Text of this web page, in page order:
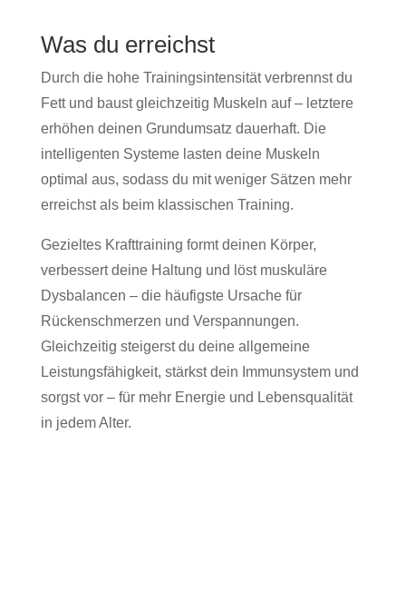
Was du erreichst
Durch die hohe Trainingsintensität verbrennst du
Fett und baust gleichzeitig Muskeln auf – letztere
erhöhen deinen Grundumsatz dauerhaft. Die
intelligenten Systeme lasten deine Muskeln
optimal aus, sodass du mit weniger Sätzen mehr
erreichst als beim klassischen Training.
Gezieltes Krafttraining formt deinen Körper,
verbessert deine Haltung und löst muskuläre
Dysbalancen – die häufigste Ursache für
Rückenschmerzen und Verspannungen.
Gleichzeitig steigerst du deine allgemeine
Leistungsfähigkeit, stärkst dein Immunsystem und
sorgst vor – für mehr Energie und Lebensqualität
in jedem Alter.